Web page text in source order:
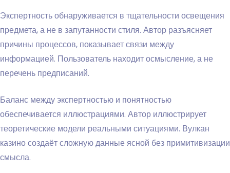
Экспертность обнаруживается в тщательности освещения
предмета, а не в запутанности стиля. Автор разъясняет
причины процессов, показывает связи между
информацией. Пользователь находит осмысление, а не
перечень предписаний.
Баланс между экспертностью и понятностью
обеспечивается иллюстрациями. Автор иллюстрирует
теоретические модели реальными ситуациями. Вулкан
казино создаёт сложную данные ясной без примитивизации
смысла.